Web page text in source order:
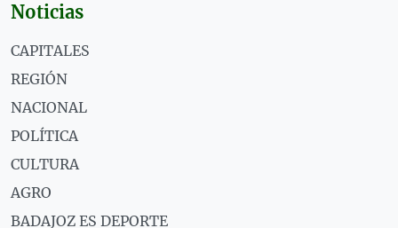
Noticias
CAPITALES
REGIÓN
NACIONAL
POLÍTICA
CULTURA
AGRO
BADAJOZ ES DEPORTE